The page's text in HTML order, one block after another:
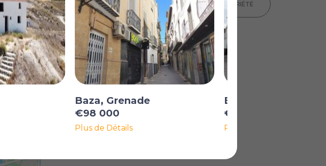
IMPRIMER LES DÉTAILS DE LA PROPRIÉTÉ
Baza, Grenade
€98 000
Plus de Détails
Benamaurel,
€79 000
Plus de Détails